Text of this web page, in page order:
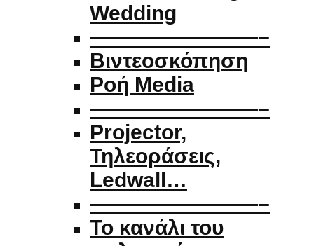
Wedding
————————–
Βιντεοσκόπηση
Ροή Media
————————–
Projector,
Τηλεοράσεις,
Ledwall…
————————–
Το κανάλι του